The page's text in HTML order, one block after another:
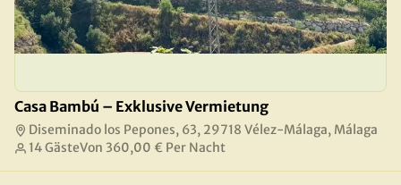
Casa Bambú – Exklusive Vermietung
Diseminado los Pepones, 63, 29718 Vélez-Málaga, Málaga
14 GästeVon 360,00 € Per Nacht